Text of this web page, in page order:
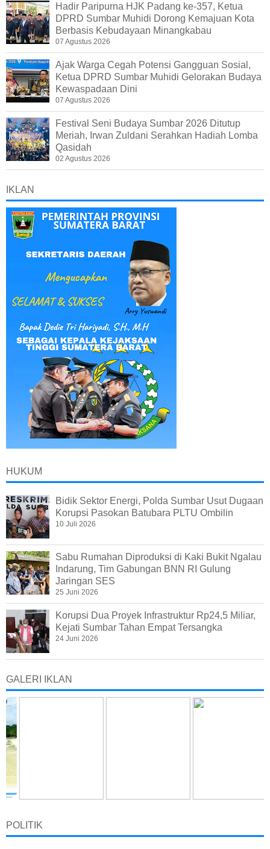
Hadir Paripurna HJK Padang ke-357, Ketua
DPRD Sumbar Muhidi Dorong Kemajuan Kota
Berbasis Kebudayaan Minangkabau
07 Agustus 2026
Ajak Warga Cegah Potensi Gangguan Sosial,
Ketua DPRD Sumbar Muhidi Gelorakan Budaya
Kewaspadaan Dini
07 Agustus 2026
Festival Seni Budaya Sumbar 2026 Ditutup
Meriah, Irwan Zuldani Serahkan Hadiah Lomba
Qasidah
02 Agustus 2026
IKLAN
HUKUM
Bidik Sektor Energi, Polda Sumbar Usut Dugaan
Korupsi Pasokan Batubara PLTU Ombilin
10 Juli 2026
Sabu Rumahan Diproduksi di Kaki Bukit Ngalau
Indarung, Tim Gabungan BNN RI Gulung
Jaringan SES
25 Juni 2026
Korupsi Dua Proyek Infrastruktur Rp24,5 Miliar,
Kejati Sumbar Tahan Empat Tersangka
24 Juni 2026
GALERI IKLAN
POLITIK